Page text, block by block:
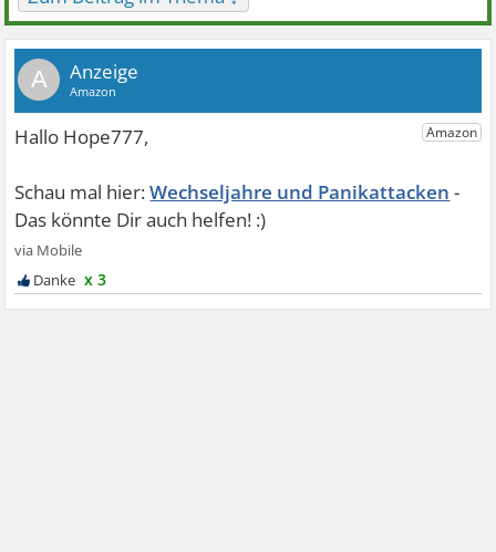
A
Wechseljahre und Panikattacken
x 3